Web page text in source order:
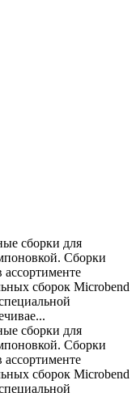
сборки для
Сборки
ассортименте
сборок Microbend
сборки для
Сборки
ассортименте
сборок Microbend